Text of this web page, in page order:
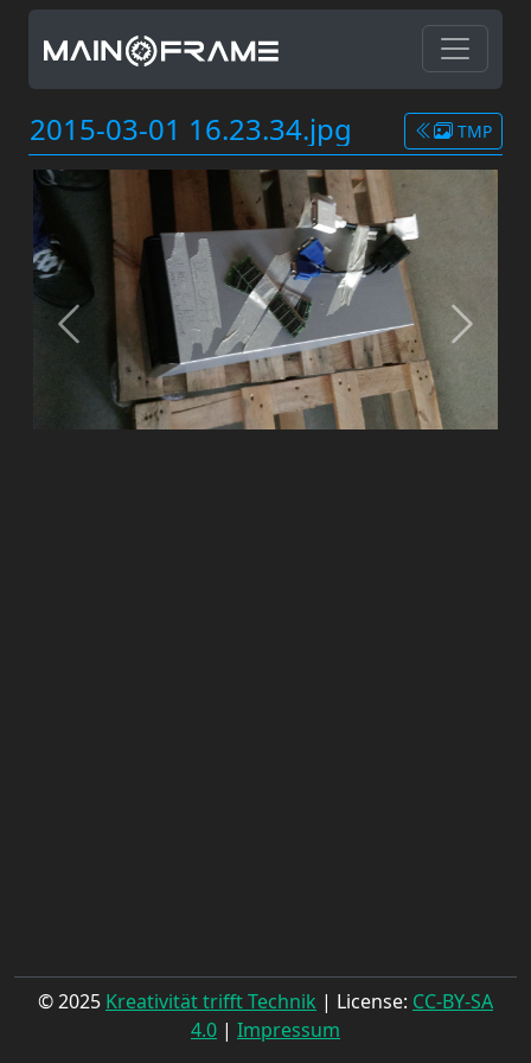
2015-03-01 16.23.34.jpg TMP
© 2025 Kreativität trifft Technik | License: CC-BY-SA
4.0 | Impressum